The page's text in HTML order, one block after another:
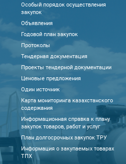
Особый порядок осуществления
закупок
Объявления
Годовой план закупок
Протоколы
Тендерная документация
Проекты тендерной документации
Ценовые предложения
Один источник
Карта мониторинга казахстанского
содержания
Информационная справка к плану
закупок товаров, работ и услуг
План долгосрочных закупок ТРУ
Информация о закупаемых товарах
ТПХ